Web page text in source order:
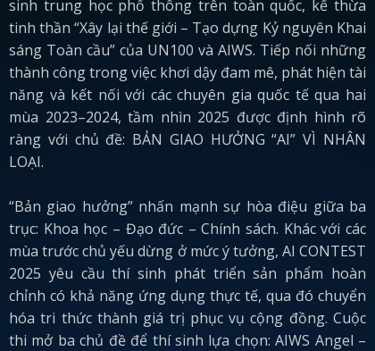
sinh trung học phổ thông trên toàn quốc, kế thừa
tinh thần “Xây lại thế giới – Tạo dựng Kỷ nguyên Khai
sáng Toàn cầu” của UN100 và AIWS. Tiếp nối những
thành công trong việc khơi dậy đam mê, phát hiện tài
năng và kết nối với các chuyên gia quốc tế qua hai
mùa 2023–2024, tầm nhìn 2025 được định hình rõ
ràng với chủ đề: BẢN GIAO HƯỞNG “AI” VÌ NHÂN
LOẠI.
“Bản giao hưởng” nhấn mạnh sự hòa điệu giữa ba
trục: Khoa học – Đạo đức – Chính sách. Khác với các
mùa trước chủ yếu dừng ở mức ý tưởng, AI CONTEST
2025 yêu cầu thí sinh phát triển sản phẩm hoàn
chỉnh có khả năng ứng dụng thực tế, qua đó chuyển
hóa tri thức thành giá trị phục vụ cộng đồng. Cuộc
thi mở ba chủ đề để thí sinh lựa chọn: AIWS Angel –